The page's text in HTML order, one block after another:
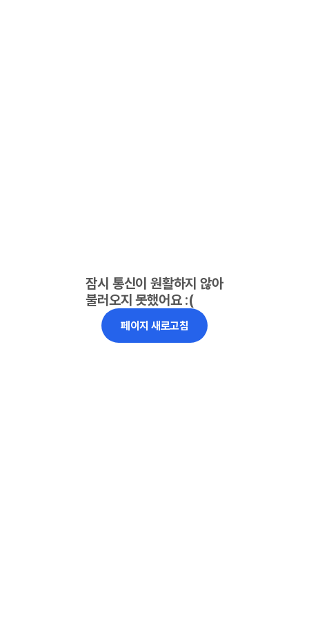
잠시 통신이 원활하지 않아
불러오지 못했어요 :(
페이지 새로고침